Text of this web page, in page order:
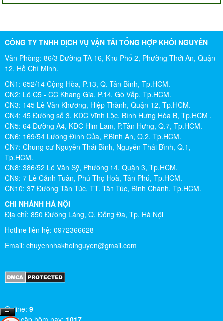
CÔNG TY TNHH DỊCH VỤ VẬN TẢI TỔNG HỢP KHÔI NGUYÊN
Văn Phòng: 86/3 Đường TA 16, Khu Phố 2, Phường Thới An, Quận
12, Hồ Chí Minh.
CN1: 652/14 Cộng Hòa, P.13, Q. Tân Bình, Tp.HCM.
CN2: Lô C5 - CC Khang Gia, P.14, Gò Vấp, Tp.HCM.
CN3: 145 Lê Văn Khương, Hiệp Thành, Quận 12, Tp.HCM.
CN4: 45 Đường số 3, KDC Vĩnh Lộc, Bình Hưng Hòa B, Tp.HCM .
CN5: 64 Đường A4, KDC Him Lam, P.Tân Hưng, Q.7, Tp.HCM.
CN6: 169/54 Lương Đình Của, P.Bình An, Q.2, Tp.HCM.
CN7: Chung cư Nguyễn Thái Bình, Nguyễn Thái Bình, Q.1,
Tp.HCM.
CN8: 386/52 Lê Văn Sỹ, Phường 14, Quận 3, Tp.HCM.
CN9: 7 Lê Cảnh Tuân, Phú Thọ Hoà, Tân Phú, Tp.HCM.
CN10: 37 Đường Tân Túc, TT. Tân Túc, Bình Chánh, Tp.HCM.
CHI NHÁNH HÀ NỘI
Địa chỉ: 850 Đường Láng, Q. Đống Đa, Tp. Hà Nội
Hotline liên hệ: 0972366628
Email: chuyennhakhoinguyen@gmail.com
Online: 9
Truy cập hôm nay: 1017